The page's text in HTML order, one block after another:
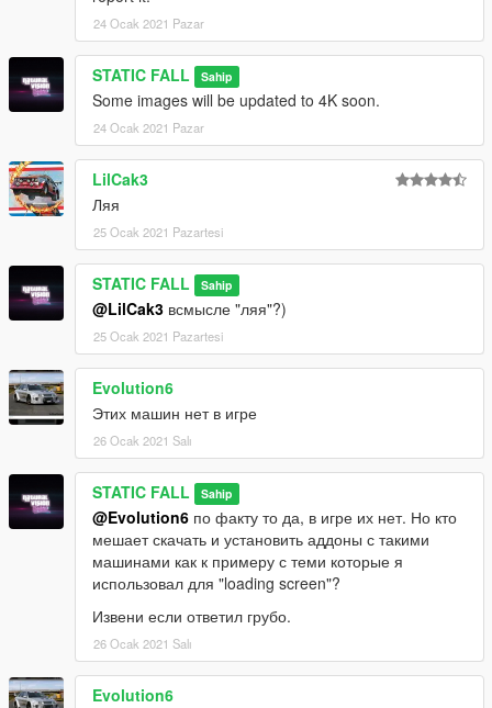
24 Ocak 2021 Pazar
STATIC FALL Sahip
Some images will be updated to 4K soon.
24 Ocak 2021 Pazar
LilCak3
Ляя
25 Ocak 2021 Pazartesi
STATIC FALL Sahip
@LilCak3 всмысле "ляя"?)
25 Ocak 2021 Pazartesi
Evolution6
Этих машин нет в игре
26 Ocak 2021 Salı
STATIC FALL Sahip
@Evolution6 по факту то да, в игре их нет. Но кто
мешает скачать и установить аддоны с такими
машинами как к примеру с теми которые я
использовал для "loading screen"?
Извени если ответил грубо.
26 Ocak 2021 Salı
Evolution6